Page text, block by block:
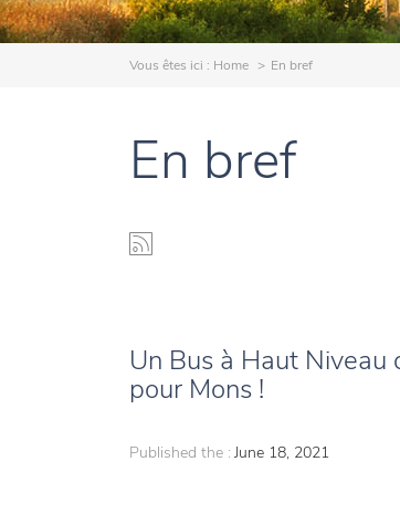
Vous êtes ici : Home En bref
En bref
Un Bus à Haut Niveau
pour Mons !
Published the : June 18, 2021